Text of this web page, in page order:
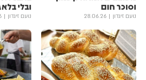
וסוכר חום
נועם זיגדון 28.06.26
ובלי
נועם זיגדון